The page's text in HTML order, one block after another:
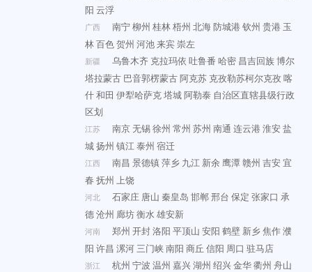
阳 云浮
广西 南宁柳州 桂林梧州 北海防城港钦州 贵港 玉
林百色贺州 河池来宾崇左
新疆 乌鲁木齐 克拉玛依 吐鲁番 哈密 昌吉回族博尔
塔拉蒙古 巴音郭楞蒙古阿克苏 克孜勒苏柯尔克孜喀
什和田 伊犁哈萨克塔城阿勒泰 自治区直辖县级行政
区划
江苏 南京无锡徐州 常州 苏州 南通 连云港淮安盐
城扬州 镇江泰州 宿迁
江西 南昌 景德镇萍乡 九江 新余鹰潭赣州 吉安宜
春 抚州 上饶
河北 石家庄 唐山 秦皇岛 邯郸邢台 保定 张家口 承
德沧州 廊坊衡水雄安新
河南 郑州 开封洛阳 平顶山 安阳 鹤壁 新乡焦作濮
阳 许昌 漯河三门峡南阳 商丘 信阳 周口 驻马店
浙江 杭州 宁波 温州 嘉兴湖州 绍兴金华衢州 舟山